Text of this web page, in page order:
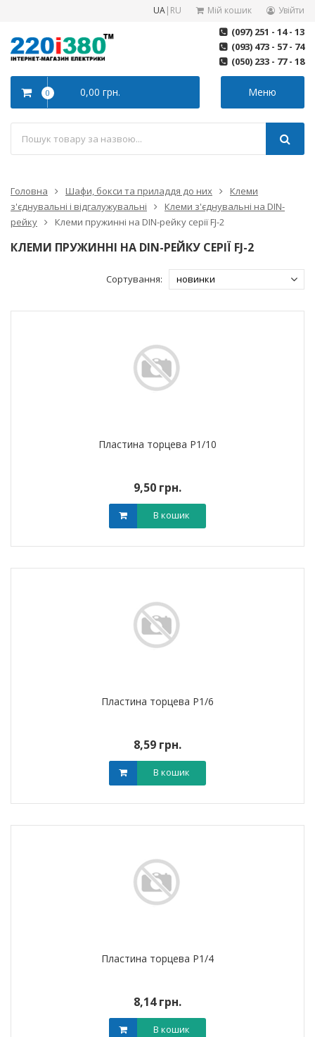
UA| RU Мій кошик Увійти
(097) 251 - 14 - 13
(093) 473 - 57 - 74
(050) 233 - 77 - 18
Меню
0 0,00 грн.
Головна Шафи, бокси та приладдя до них
Клеми
з'єднувальні і відгалужувальні
Клеми з'єднувальні на DIN-
рейку
Клеми пружинні на DIN-рейку серії FJ-2
КЛЕМИ ПРУЖИННІ НА DIN-РЕЙКУ СЕРІЇ FJ-2
Сортування:
Пластина торцева P1/10
9,50 грн.
В кошик
Пластина торцева P1/6
8,59 грн.
В кошик
Пластина торцева P1/4
8,14 грн.
В кошик